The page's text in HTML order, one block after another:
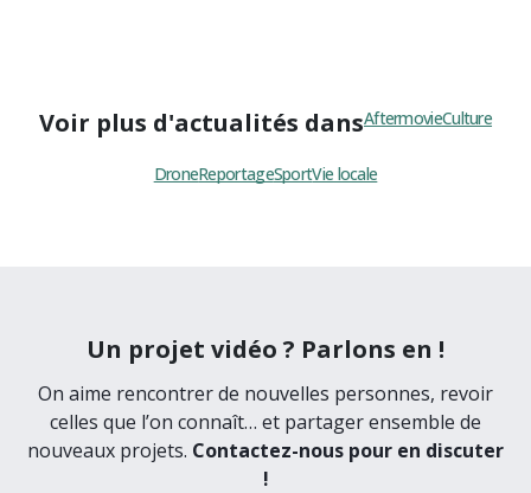
Voir plus d'actualités dansAftermovieCulture
DroneReportageSportVie locale
Un projet vidéo ? Parlons en !
On aime rencontrer de nouvelles personnes, revoir
celles que l’on connaît… et partager ensemble de
nouveaux projets. Contactez-nous pour en discuter
!